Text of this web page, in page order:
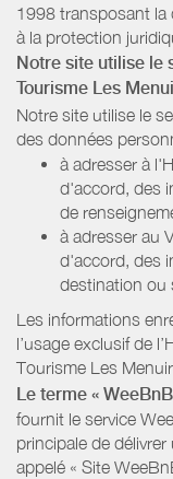
1998 transposant la
à la protection
Notre site utilise le
Tourisme Les
Notre site utilise le
des données
à adresser à
d'accord, des
de
à adresser au
d'accord, des
destination ou
Les informations
l’usage exclusif de
Tourisme Les
Le terme «
fournit le service
principale de
appelé « Site